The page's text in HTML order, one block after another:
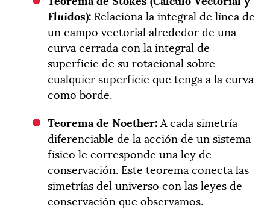
Fluidos): Relaciona la integral de línea de
un campo vectorial alrededor de una
curva cerrada con la integral de
superficie de su rotacional sobre
cualquier superficie que tenga a la curva
como borde.
Teorema de Noether:A cada simetría
diferenciable de la acción de un sistema
físico le corresponde una ley de
conservación. Este teorema conecta las
simetrías del universo con las leyes de
conservación que observamos.